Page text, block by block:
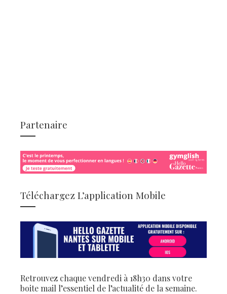
Partenaire
Téléchargez L’application Mobile
Retrouvez chaque vendredi à 18h30 dans votre
boite mail l’essentiel de l’actualité de la semaine.